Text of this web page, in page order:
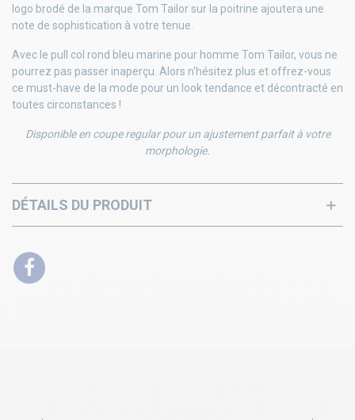
logo brodé de la marque Tom Tailor sur la poitrine ajoutera une
note de sophistication à votre tenue.
Avec le pull col rond bleu marine pour homme Tom Tailor, vous ne
pourrez pas passer inaperçu. Alors n'hésitez plus et offrez-vous
ce must-have de la mode pour un look tendance et décontracté en
toutes circonstances !
Disponible en coupe regular pour un ajustement parfait à votre
morphologie.
DÉTAILS DU PRODUIT